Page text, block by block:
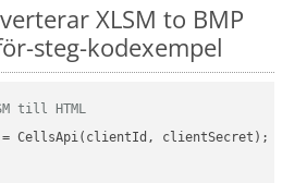
XLSM to BMP
steg-kodexempel
till HTML
CellsApi(clientId, clientSecret);